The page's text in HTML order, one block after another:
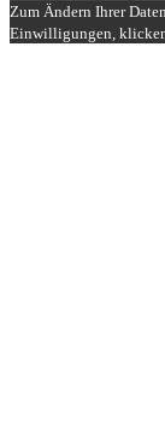
Zum Ändern Ihrer
Einwilligungen,